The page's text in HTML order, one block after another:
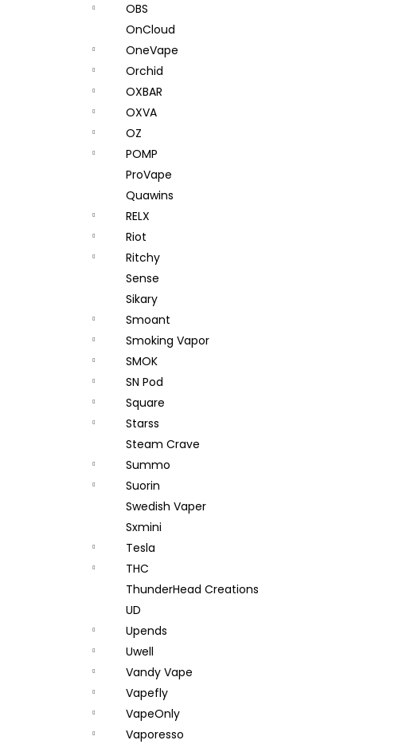
OBS
OnCloud
OneVape
Orchid
OXBAR
OXVA
OZ
POMP
ProVape
Quawins
RELX
Riot
Ritchy
Sense
Sikary
Smoant
Smoking Vapor
SMOK
SN Pod
Square
Starss
Steam Crave
Summo
Suorin
Swedish Vaper
Sxmini
Tesla
THC
ThunderHead Creations
UD
Upends
Uwell
Vandy Vape
Vapefly
VapeOnly
Vaporesso